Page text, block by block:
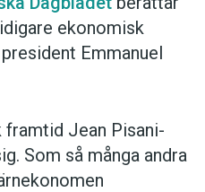
ekonomisk
Emmanuel
framtid Jean Pisani-
Som så många andra